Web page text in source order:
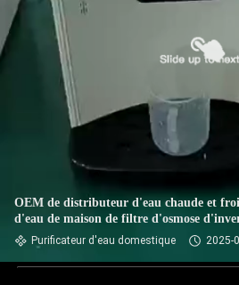
OEM de distributeur d'eau chaude et
d'eau de maison de filtre d'osmose
Purificateur d'eau domestique 2025-